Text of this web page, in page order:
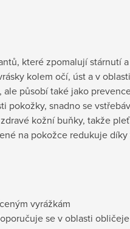
které zpomalují stárnutí
kolem očí, úst a v
ale působí také jako
pokožky, snadno se
kožní buňky, takže
na pokožce redukuje
vyrážkám
se v oblasti